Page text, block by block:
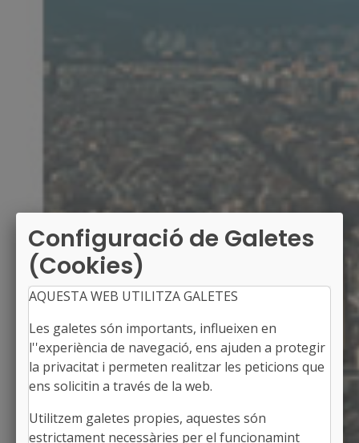
SÚRIA
Configuració de Galetes
(Cookies)
AQUESTA WEB UTILITZA GALETES
Les galetes són importants, influeixen en
l''experiència de navegació, ens ajuden a protegir
la privacitat i permeten realitzar les peticions que
ens solicitin a través de la web.
Utilitzem galetes propies, aquestes són
estrictament necessàries per el funcionamint